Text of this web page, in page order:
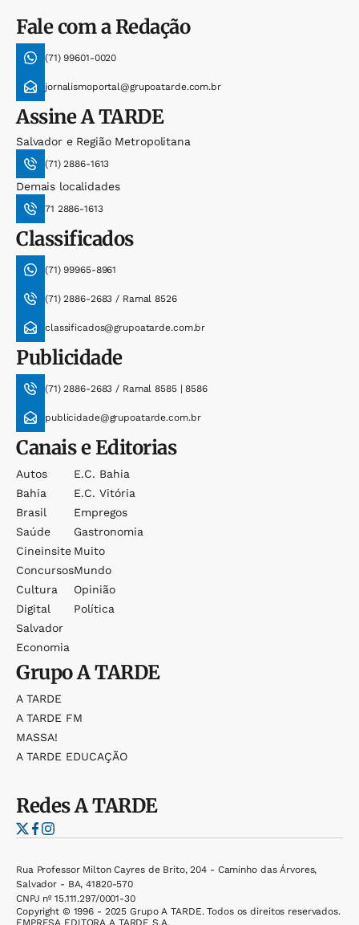
Fale com a Redação
(71) 99601-0020
jornalismoportal@grupoatarde.com.br
AssineA TARDE
Salvador e Região Metropolitana
(71) 2886-1613
Demais localidades
71 2886-1613
Classificados
(71) 99965-8961
(71) 2886-2683 / Ramal 8526
classificados@grupoatarde.com.br
Publicidade
(71) 2886-2683 / Ramal 8585 | 8586
publicidade@grupoatarde.com.br
Canais e Editorias
Autos
Bahia
Brasil
Saúde
Cineinsite
Concursos
Cultura
Digital
Salvador
Economia
E.c. Bahia
E.c. Vitória
Empregos
Gastronomia
Muito
Mundo
Opinião
Política
GrupoA TARDE
A TARDE
A TARDE FM
MASSA!
A TARDE EDUCAÇÃO
RedesA TARDE
Rua Professor Milton Cayres de Brito, 204 - Caminho das Árvores,
Salvador - BA, 41820-570
CNPJ nº 15.111.297/0001-30
Copyright © 1996 - 2025 Grupo A TARDE. Todos os direitos reservados.
EMPRESA EDITORA A TARDE S.A.